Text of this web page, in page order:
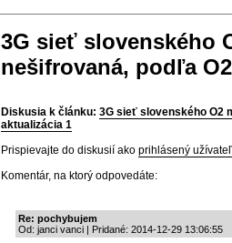
3G sieť slovenského
nešifrovaná, podľa
Diskusia k článku: 3G sieť slovenského O2
aktualizácia 1
Prispievajte do diskusií ako prihlásený užívateľ
Komentár, na ktorý odpovedáte:
Re: pochybujem
Od: janci vanci | Pridané: 2014-12-29 13:06:55